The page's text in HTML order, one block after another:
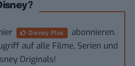
Disney Plus
abonnieren.
auf alle Filme, Serien und
Originals!